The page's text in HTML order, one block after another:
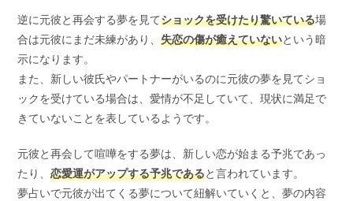
逆に元彼と再会する夢を見てショックを受けたり驚いている場
合は元彼にまだ未練があり、失恋の傷が癒えていないという暗
示になります。
また、新しい彼氏やパートナーがいるのに元彼の夢を見てショ
ックを受けている場合は、愛情が不足していて、現状に満足で
きていないことを表しているようです。
元彼と再会して喧嘩をする夢は、新しい恋が始まる予兆であっ
たり、恋愛運がアップする予兆であると言われています。
夢占いで元彼が出てくる夢について紐解いていくと、夢の内容